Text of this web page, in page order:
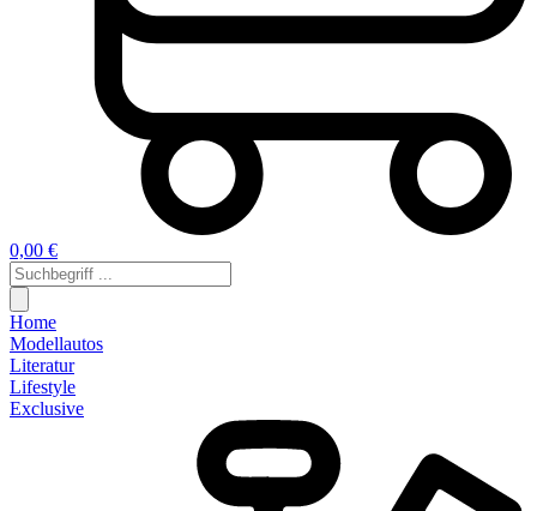
0,00 €
Home
Modellautos
Literatur
Lifestyle
Exclusive